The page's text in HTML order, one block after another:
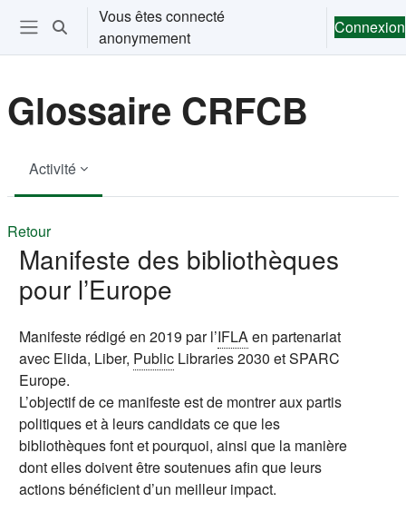
Passer au contenu principal
Ouvrir le menu de navigation
Activer/désactiver la saisie de recherche
Vous êtes connecté
anonymement
Connexion
Glossaire CRFCB
Activité
Retour
Manifeste des bibliothèques
pour l’Europe
Manifeste rédigé en 2019 par l’IFLAen partenariat
avec Elida, Liber, PublicLibraries 2030 et SPARC
Europe.
L’objectif de ce manifeste est de montrer aux partis
politiques et à leurs candidats ce que les
bibliothèques font et pourquoi, ainsi que la manière
dont elles doivent être soutenues afin que leurs
actions bénéficient d’un meilleur impact.